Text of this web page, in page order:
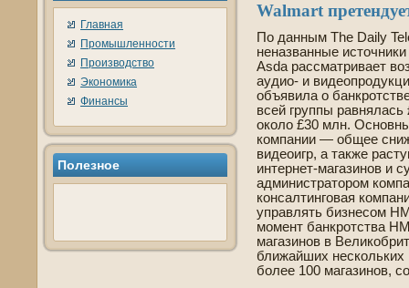
Главная
Промышленности
Производство
Экономика
Финансы
Полезное
Walmart
По данным The Daily
неназванные
Asda рассматривает
аудио- и
объявила о
всей группы
около £30 млн.
компании — общее
виде­оигр, а также
интернет-магазинов и
администратором
консалтинговая
управлять би­знесом
момент банкротства
магазинов в
ближайших нескольких
более 100 магазинов,